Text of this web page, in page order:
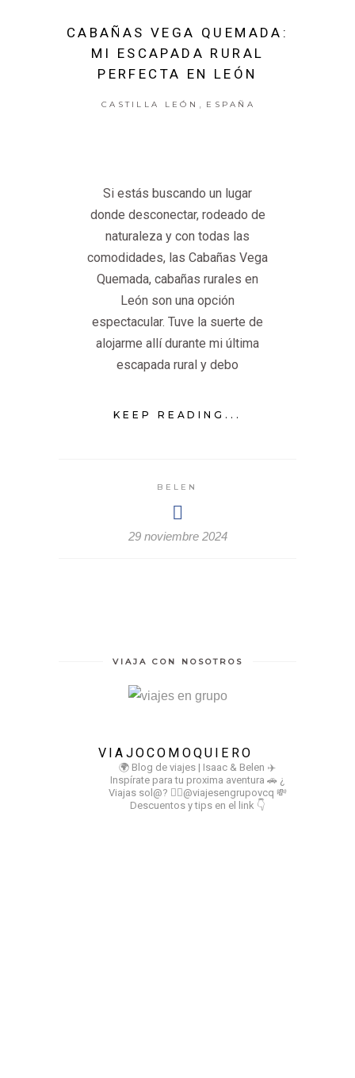
CABAÑAS VEGA QUEMADA:
MI ESCAPADA RURAL
PERFECTA EN LEÓN
CASTILLA LEÓN ESPAÑA
Si estás buscando un lugar
donde desconectar, rodeado de
naturaleza y con todas las
comodidades, las Cabañas Vega
Quemada, cabañas rurales en
León son una opción
espectacular. Tuve la suerte de
alojarme allí durante mi última
escapada rural y debo
KEEP READING...
BELEN
29 noviembre 2024
VIAJA CON NOSOTROS
VIAJOCOMOQUIERO
🌍 Blog de viajes | Isaac & Belen ✈️
Inspírate para tu proxima aventura 🚗 ¿
Viajas sol@? 👉🏻@viajesengrupovcq 💸
Descuentos y tips en el link 👇